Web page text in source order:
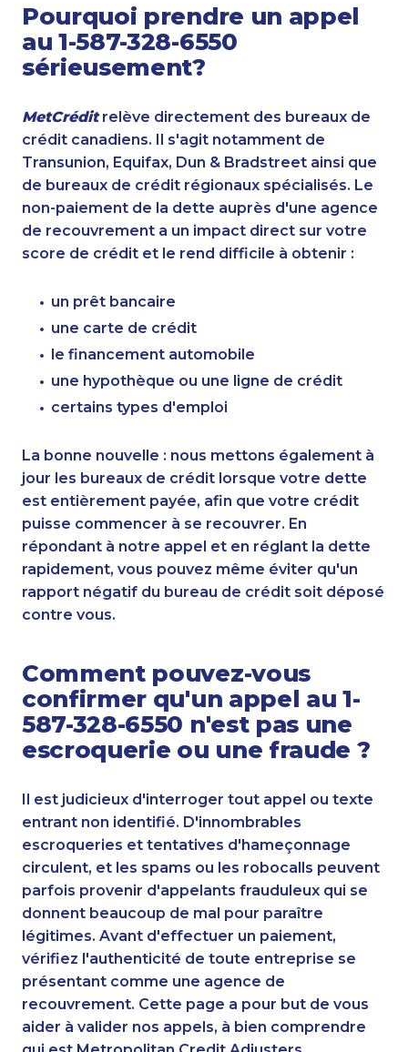
Pourquoi prendre un appel
au 1-587-328-6550
sérieusement?
MetCréditrelève directement des bureaux de
crédit canadiens. Il s'agit notamment de
Transunion, Equifax, Dun & Bradstreet ainsi que
de bureaux de crédit régionaux spécialisés. Le
non-paiement de la dette auprès d'une agence
de recouvrement a un impact direct sur votre
score de crédit et le rend difficile à obtenir :
un prêt bancaire
une carte de crédit
le financement automobile
une hypothèque ou une ligne de crédit
certains types d'emploi
La bonne nouvelle : nous mettons également à
jour les bureaux de crédit lorsque votre dette
est entièrement payée, afin que votre crédit
puisse commencer à se recouvrer. En
répondant à notre appel et en réglant la dette
rapidement, vous pouvez même éviter qu'un
rapport négatif du bureau de crédit soit déposé
contre vous.
Comment pouvez-vous
confirmer qu'un appel au 1-
587-328-6550 n'est pas une
escroquerie ou une fraude ?
Il est judicieux d'interroger tout appel ou texte
entrant non identifié. D'innombrables
escroqueries et tentatives d'hameçonnage
circulent, et les spams ou les robocalls peuvent
parfois provenir d'appelants frauduleux qui se
donnent beaucoup de mal pour paraître
légitimes. Avant d'effectuer un paiement,
vérifiez l'authenticité de toute entreprise se
présentant comme une agence de
recouvrement. Cette page a pour but de vous
aider à valider nos appels, à bien comprendre